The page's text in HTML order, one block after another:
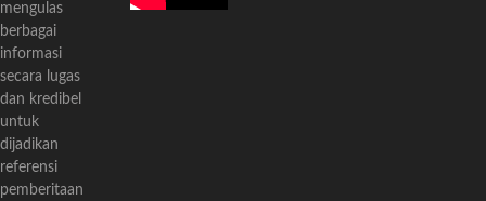
mengulas
berbagai
informasi
secara lugas
dan kredibel
untuk
dijadikan
referensi
pemberitaan